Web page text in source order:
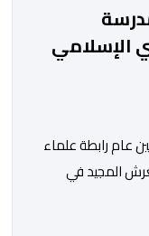
الإسلامي
عام رابطة علماء
المجيد في